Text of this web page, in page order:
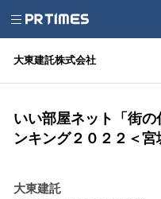
大東建託株式会社
いい部屋ネット「街
ンキング２０２２＜
大東建託